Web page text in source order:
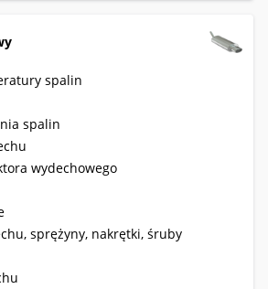
spalin
spalin
wydechowego
sprężyny, nakrętki, śruby